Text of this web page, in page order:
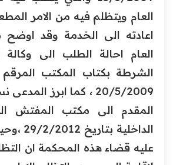
العام ويتظلم فيه من الامر
اعادته الى الخدمة وقد
العام احالة الطلب الى وكالة
20/5/2009 ، كما ابرز
المقدم الى مكتب المفتش
عليه قضاء هذه المحكمة ان